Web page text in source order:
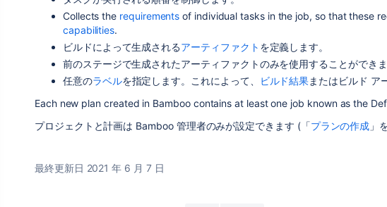
Collects the requirements of individual tasks in the job, so that these
capabilities.
ビルドによって生成されるアーティファクト を定義します。
前のステージで生成されたアーティファクトのみを使用することができま
任意のラベルを指定します。これによって、 ビルド結果またはビルド ア
Each new plan created in Bamboo contains at least one job known as the
プロジェクトと計画は Bamboo 管理者のみが設定できます (「プランの作成 」
最終更新日 2021 年 6 月 7 日